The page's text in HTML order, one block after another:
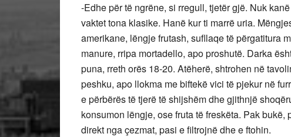
-Edhe për të ngrëne, si rregull, tjetër gjë. Nuk
vaktet tona klasike. Hanë kur ti marrë uria.
amerikane, lëngje frutash, sufllaqe të përgatitura
manure, rripa mortadello, apo proshutë. Darka
puna, rreth orës 18-20. Atëherë, shtrohen në
peshku, apo llokma me biftekë vici të pjekur në
e përbërës të tjerë të shijshëm dhe gjithnjë
konsumon lëngje, ose fruta të freskëta. Pak
direkt nga çezmat, pasi e filtrojnë dhe e ftohin.